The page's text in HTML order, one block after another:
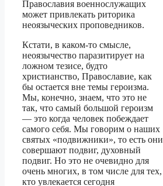
Православия военнослужащих
может привлекать риторика
неоязыческих проповедников.
Кстати, в каком-то смысле,
неоязычество паразитирует на
ложном тезисе, будто
христианство, Православие, как
бы остается вне темы героизма.
Мы, конечно, знаем, что это не
так, что самый большой героизм
— это когда человек побеждает
самого себя. Мы говорим о наших
святых «подвижники», то есть они
совершают подвиг, духовный
подвиг. Но это не очевидно для
очень многих, в том числе для тех,
кто увлекается сегодня